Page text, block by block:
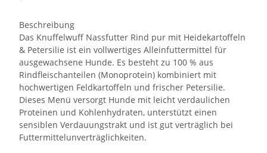
Beschreibung
Das Knuffelwuff Nassfutter Rind pur mit Heidekartoffeln
& Petersilie ist ein vollwertiges Alleinfuttermittel für
ausgewachsene Hunde. Es besteht zu 100 % aus
Rindfleischanteilen (Monoprotein) kombiniert mit
hochwertigen Feldkartoffeln und frischer Petersilie.
Dieses Menü versorgt Hunde mit leicht verdaulichen
Proteinen und Kohlenhydraten, unterstützt einen
sensiblen Verdauungstrakt und ist gut verträglich bei
Futtermittelunverträglichkeiten.